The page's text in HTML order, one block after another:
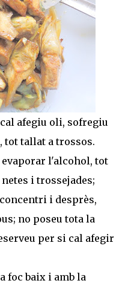
afegiu oli, sofregiu
tot tallat a trossos.
l'alcohol, tot
i trossejades;
i desprès,
no poseu tota la
per si cal afegir
foc baix i amb la